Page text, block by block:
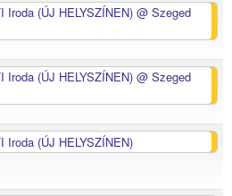
Iroda (ÚJ HELYSZÍNEN) @ Szeged
Iroda (ÚJ HELYSZÍNEN) @ Szeged
Iroda (ÚJ HELYSZÍNEN)